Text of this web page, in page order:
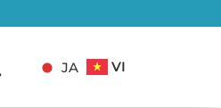
JA VI